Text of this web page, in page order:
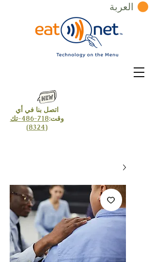
اتصل بنا في أي
وقت:
718-486-تك
(8324)
العربة